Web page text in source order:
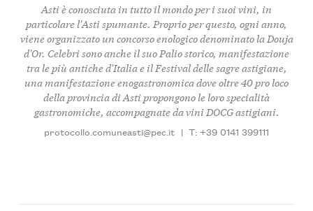
Asti è conosciuta in tutto il mondo per i suoi vini, in
particolare l'Asti spumante. Proprio per questo, ogni anno,
viene organizzato un concorso enologico denominato la Douja
d'Or. Celebri sono anche il suo Palio storico, manifestazione
tra le più antiche d'Italia e il Festival delle sagre astigiane,
una manifestazione enogastronomica dove oltre 40 pro loco
della provincia di Asti propongono le loro specialità
gastronomiche, accompagnate da vini DOCG astigiani.
protocollo.comuneasti@pec.it | T: +39 0141 399111